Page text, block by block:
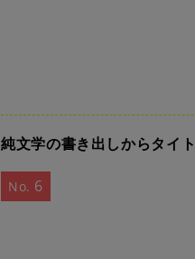
純文学の書き出しからタイ
No. 6